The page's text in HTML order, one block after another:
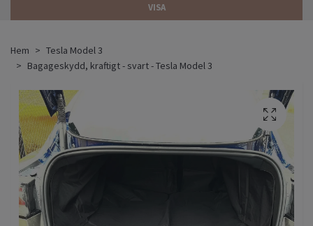
VISA
Hem
Tesla Model 3
Bagageskydd, kraftigt - svart - Tesla Model 3